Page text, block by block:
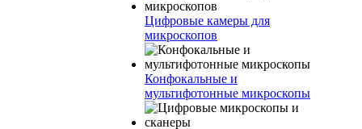
Цифровые камеры для
микроскопов
Конфокальные и
мультифотонные микроскопы